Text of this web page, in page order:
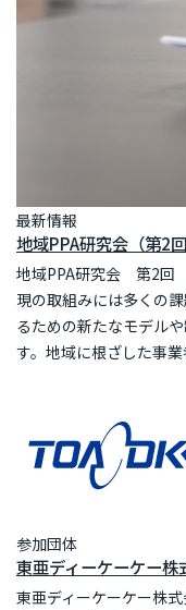
最新情報
地域PPA研究会（第2
地域PPA研究会 第2回
現の取組みには多くの
るための新たなモデル
す。地域に根ざした事
参加団体
東亜ディーケーケー株
東亜ディーケーケー株